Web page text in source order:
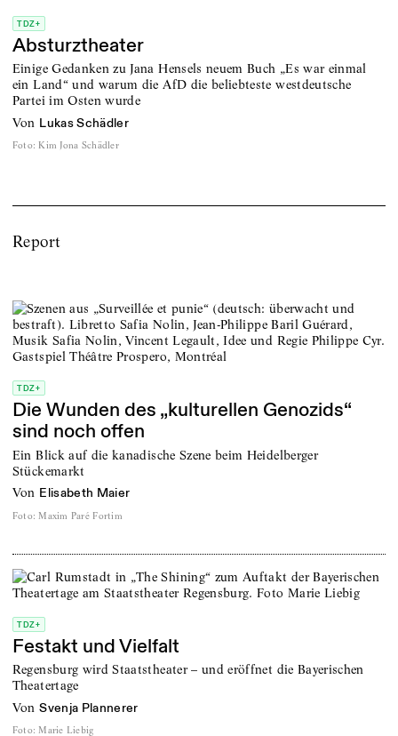
TDZ+
Absturztheater
Einige Gedanken zu Jana Hensels neuem Buch „Es war einmal
ein Land“ und warum die AfD die beliebteste westdeutsche
Partei im Osten wurde
von Lukas Schädler
Foto: Kim Jona Schädler
Report
TDZ+
Die Wunden des „kulturellen Genozids“
sind noch offen
Ein Blick auf die kanadische Szene beim Heidelberger
Stückemarkt
von Elisabeth Maier
Foto: Maxim Paré Fortim
TDZ+
Festakt und Vielfalt
Regensburg wird Staatstheater – und eröffnet die Bayerischen
Theatertage
von Svenja Plannerer
Foto: Marie Liebig